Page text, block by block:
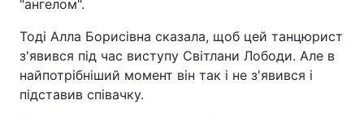
"ангелом".
Тоді Алла Борисівна сказала, щоб цей танцюрист
з'явився під час виступу Світлани Лободи. Але в
найпотрібніший момент він так і не з'явився і
підставив співачку.